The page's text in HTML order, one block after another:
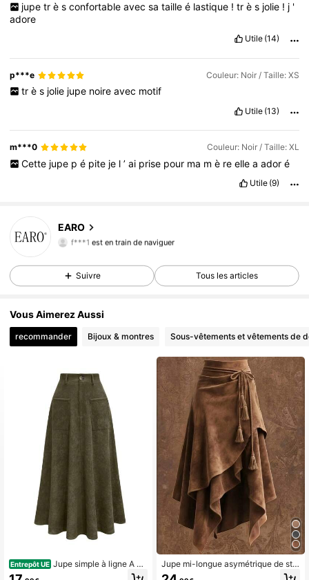
jupe tr è s confortable avec sa taille é lastique ! tr è s jolie ! j '
adore
Utile (14)
p***e Couleur: Noir / Taille: XS
tr è s jolie jupe noire avec motif
Utile (13)
m***0 Couleur: Noir / Taille: XL
Cette jupe p é pite je l ’ ai prise pour ma m è re elle a ador é
Utile (9)
EARO
4,78
58K Suiveurs
f***1 est en train de naviguer
Suivre Tous les articles
Vous Aimerez Aussi
recommander Bijoux & montres Sous-vêtements et vêtements de
Entrepôt UE Jupe simple à ligne A av
ec boutons et poches avant, décont
Jupe mi-longue asymétrique de styl
e western vintage avec ceinture à n